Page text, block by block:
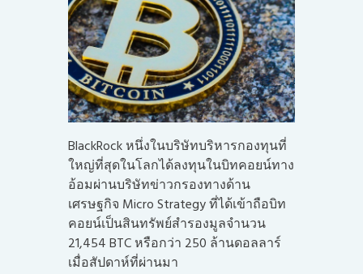
BlackRock หนึ่งในบริษัทบริหารกองทุนที่
ใหญ่ที่สุดในโลกได้ลงทุนในบิทคอยน์ทาง
อ้อมผ่านบริษัทข่าวกรองทางด้าน
เศรษฐกิจ Micro Strategy ที่ได้เข้าถือบิท
คอยน์เป็นสินทรัพย์สำรองมูลจำนวน
21,454 BTC หรือกว่า 250 ล้านดอลลาร์
เมื่อสัปดาห์ที่ผ่านมา